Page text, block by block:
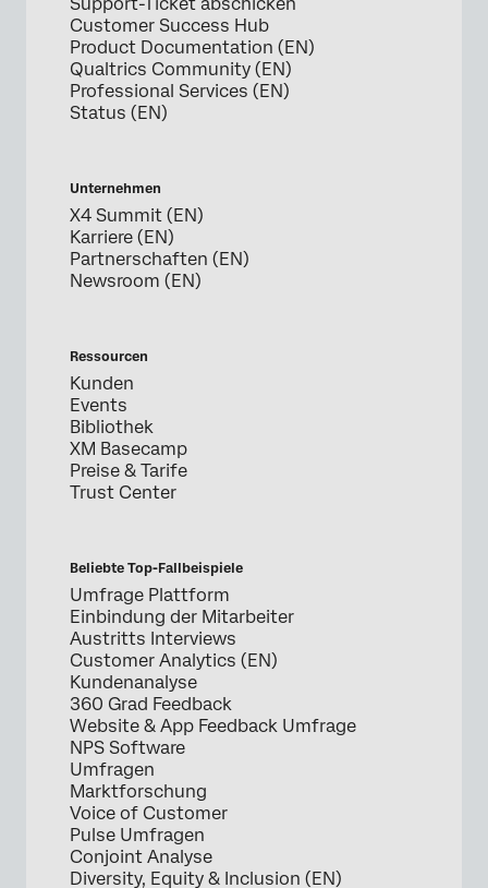
Support-Ticket abschicken
Customer Success Hub
Product Documentation (EN)
Qualtrics Community (EN)
Professional Services (EN)
Status (EN)
Unternehmen
X4 Summit (EN)
Karriere (EN)
Partnerschaften (EN)
Newsroom (EN)
Ressourcen
Kunden
Events
Bibliothek
XM Basecamp
Preise & Tarife
Trust Center
Beliebte Top-Fallbeispiele
Umfrage Plattform
Einbindung der Mitarbeiter
Austritts Interviews
Customer Analytics (EN)
Kundenanalyse
360 Grad Feedback
Website & App Feedback Umfrage
NPS Software
Umfragen
Marktforschung
Voice of Customer
Pulse Umfragen
Conjoint Analyse
Diversity, Equity & Inclusion (EN)